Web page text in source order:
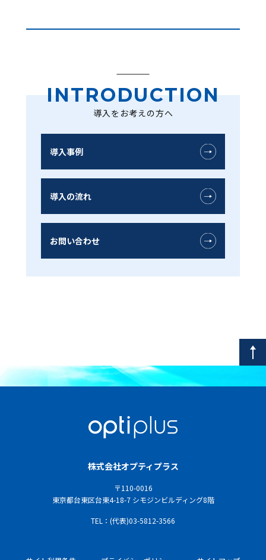
INTRODUCTION
導入をお考えの方へ
導入事例
導入の流れ
お問い合わせ
株式会社オプティプラス
〒110-0016
東京都台東区台東4-18-7 シモジンビルディング8階
TEL：(代表)03-5812-3566